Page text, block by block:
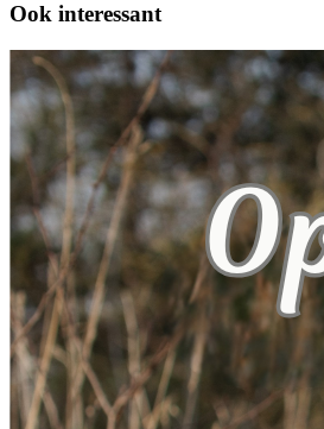
Ook interessant